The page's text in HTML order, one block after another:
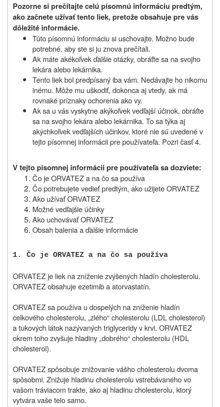
Pozorne si prečítajte celú písomnú informáciu predtým,
ako začnete užívať tento liek, pretože obsahuje pre vás
dôležité informácie.
Túto písomnú informáciu si uschovajte. Možno bude
potrebné, aby ste si ju znova prečítali.
Ak máte akékoľvek ďalšie otázky, obráťte sa na svojho
lekára alebo lekárnika.
Tento liek bol predpísaný iba vám. Nedávajte ho nikomu
inému. Môže mu uškodiť, dokonca aj vtedy, ak má
rovnaké príznaky ochorenia ako vy.
Ak sa u vás vyskytne akýkoľvek vedľajší účinok, obráťte
sa na svojho lekára alebo lekárnika. To sa týka aj
akýchkoľvek vedľajších účinkov, ktoré nie sú uvedené v
tejto písomnej informácii pre používateľa. Pozri časť 4.
V tejto písomnej informácii pre používateľa sa dozviete:
Čo je ORVATEZ a na čo sa používa
Čo potrebujete vedieť predtým, ako užijete ORVATEZ
Ako užívať ORVATEZ
Možné vedľajšie účinky
Ako uchovávať ORVATEZ
Obsah balenia a ďalšie informácie
1. Čo je ORVATEZ a na čo sa používa
ORVATEZ je liek na zníženie zvýšených hladín cholesterolu.
ORVATEZ obsahuje ezetimib a atorvastatín.
ORVATEZ sa používa u dospelých na zníženie hladín
celkového cholesterolu, „zlého“ cholesterolu (LDL cholesterol)
a tukových látok nazývaných triglyceridy v krvi. ORVATEZ
okrem toho zvyšuje hladiny „dobrého“ cholesterolu (HDL
cholesterol).
ORVATEZ spôsobuje znižovanie vášho cholesterolu dvoma
spôsobmi. Znižuje hladinu cholesterolu vstrebávaného vo
vašom tráviacom trakte, ako aj hladinu cholesterolu, ktorý
vytvára vaše telo samo.